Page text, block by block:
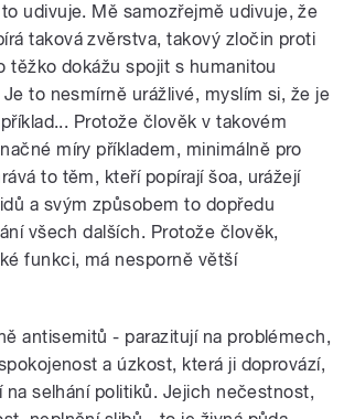
to udivuje. Mě samozřejmě udivuje, že
taková zvěrstva, takový zločin proti
těžko dokážu spojit s humanitou
to nesmírně urážlivé, myslím si, že je
Protože člověk v takovém
míry příkladem, minimálně pro
to těm, kteří popírají šoa, urážejí
a svým způsobem to dopředu
všech dalších. Protože člověk,
funkci, má nesporně větší
antisemitů - parazitují na problémech,
a úzkost, která ji doprovází,
na selhání politiků. Jejich nečestnost,